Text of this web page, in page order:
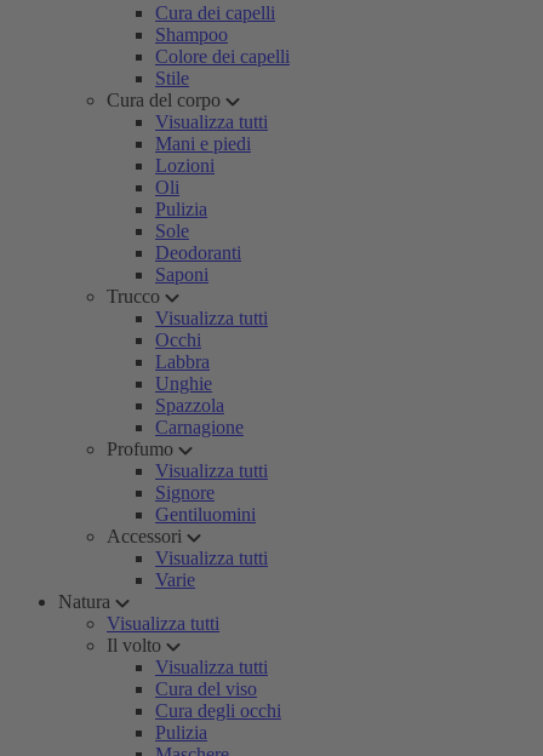
Cura dei capelli
Shampoo
Colore dei capelli
Stile
Cura del corpo
Visualizza tutti
Mani e piedi
Lozioni
Oli
Pulizia
Sole
Deodoranti
Saponi
Trucco
Visualizza tutti
Occhi
Labbra
Unghie
Spazzola
Carnagione
Profumo
Visualizza tutti
Signore
Gentiluomini
Accessori
Visualizza tutti
Varie
Natura
Visualizza tutti
Il volto
Visualizza tutti
Cura del viso
Cura degli occhi
Pulizia